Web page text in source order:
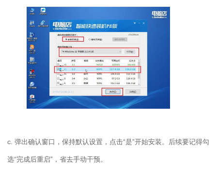
c. 弹出确认窗口，保持默认设置，点击“是”开始安装。后续要记得勾
选“完成后重启”，省去手动干预。